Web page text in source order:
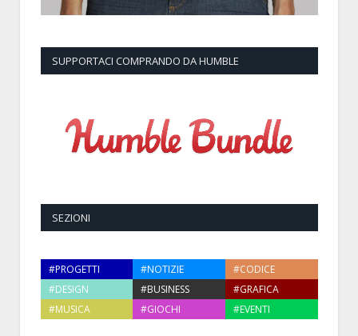
SUPPORTACI COMPRANDO DA HUMBLE
SEZIONI
#PROGETTI #NOTIZIE
#CODICE
#DESIGN
#BUSINESS
#GRAFICA
#MUSICA
#GIOCHI #EVENTI